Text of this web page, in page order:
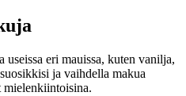
eri mauissa, kuten vanilja,
ja vaihdella makua
mielenkiintoisina.